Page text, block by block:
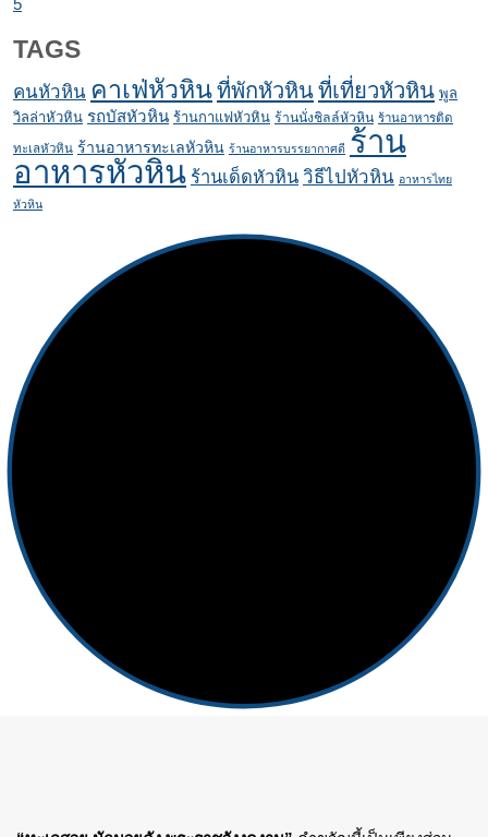
5
TAGS
คนหัวหิน คาเฟ่หัวหินที่พักหัวหินที่เที่ยวหัวหิน พูล
วิลล่าหัวหิน รถบัสหัวหิน ร้านกาแฟหัวหิน ร้านนั่งชิลล์หัวหิน ร้านอาหารติด
ทะเลหัวหิน ร้านอาหารทะเลหัวหิน ร้านอาหารบรรยากาศดี ร้าน
อาหารหัวหิน ร้านเด็ดหัวหิน วิธีไปหัวหิน อาหารไทย
หัวหิน